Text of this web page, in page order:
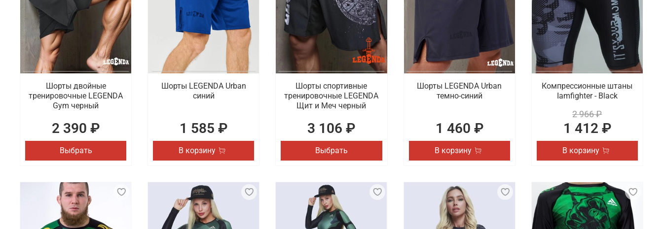
Шорты двойные
тренировочные LEGENDA
Gym черный
2 390 ₽
Выбрать
Шорты LEGENDA Urban
синий
1 585 ₽
В корзину
Шорты спортивные
тренировочные LEGENDA
Щит и Меч черный
3 106 ₽
Выбрать
Шорты LEGENDA Urban
темно-синий
1 460 ₽
В корзину
Компрессионные штаны
Iamfighter - Black
2 966 ₽
1 412 ₽
В корзину